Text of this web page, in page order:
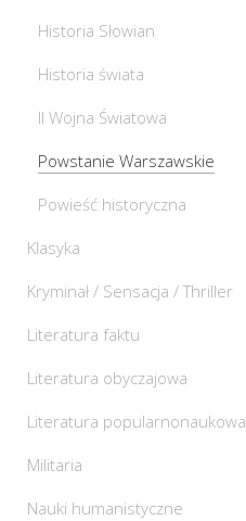
Historia Słowian
Historia świata
II Wojna Światowa
Powstanie Warszawskie
Powieść historyczna
Klasyka
Kryminał / Sensacja / Thriller
Literatura faktu
Literatura obyczajowa
Literatura popularnonaukowa
Militaria
Nauki humanistyczne